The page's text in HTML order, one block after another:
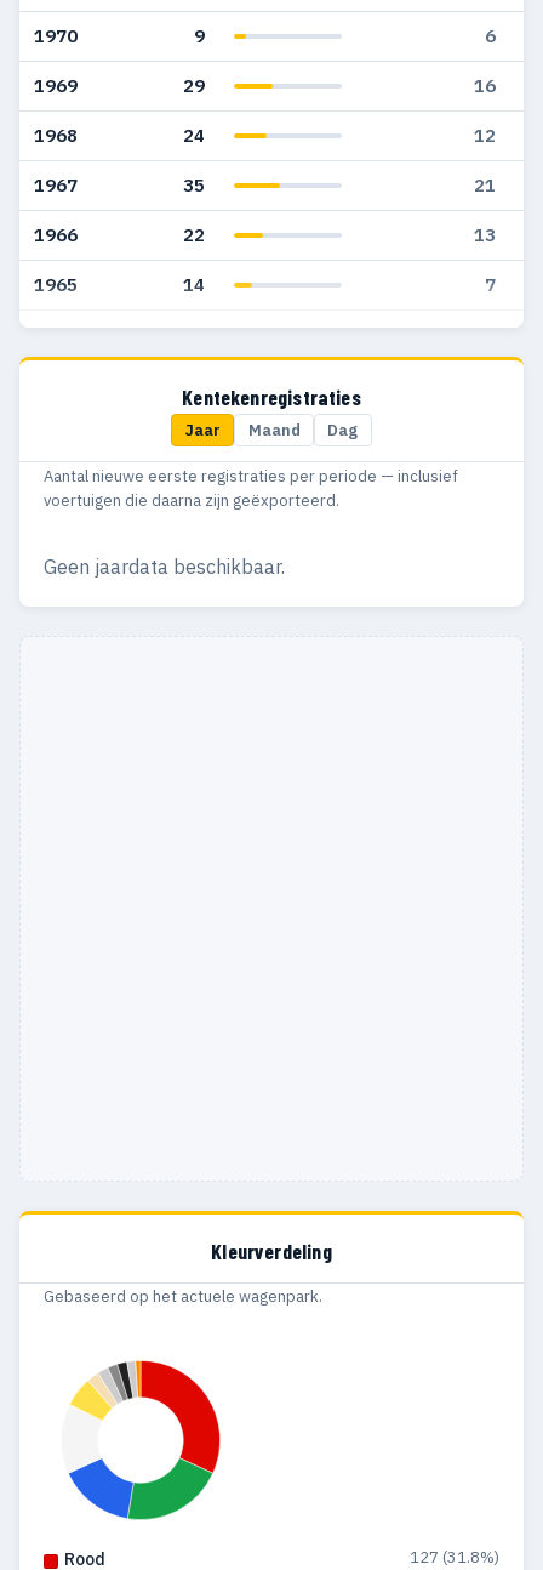
1970 9 6
1969 29 16
1968 24 12
1967 35 21
1966 22 13
1965 14 7
1964 25 14
12
1961 37
1958 21 17
Kentekenregistraties
Jaar Maand Dag
Aantal nieuwe eerste registraties per periode — inclusief
voertuigen die daarna zijn geëxporteerd.
Geen jaardata beschikbaar.
Kleurverdeling
Gebaseerd op het actuele wagenpark.
Rood 127 (31.8%)